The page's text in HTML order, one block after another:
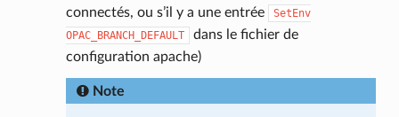
connectés, ou s’il y a une entrée
SetEnv
OPAC_BRANCH_DEFAULT
dans le fichier de
configuration apache)
Note